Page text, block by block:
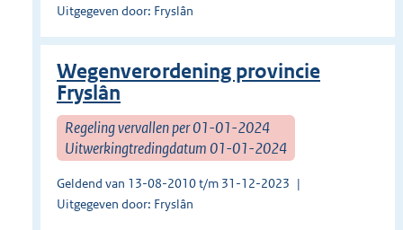
Uitgegeven door: Fryslân
Wegenverordening provincie
Fryslân
Regeling vervallen per 01-01-2024
Uitwerkingtredingdatum 01-01-2024
Geldend van 13-08-2010 t/m 31-12-2023
Uitgegeven door: Fryslân